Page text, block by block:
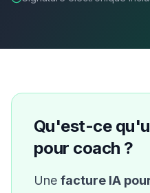
Qu'est-ce
pour coach ?
Une facture IA